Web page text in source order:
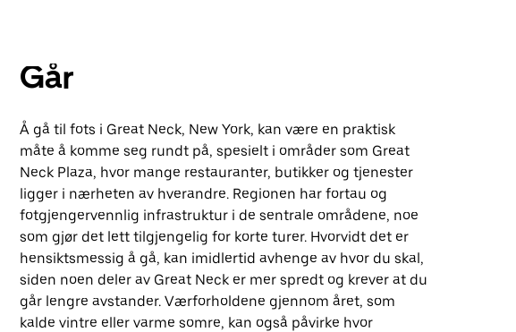
Går
Å gå til fots i Great Neck, New York, kan være en praktisk
måte å komme seg rundt på, spesielt i områder som Great
Neck Plaza, hvor mange restauranter, butikker og tjenester
ligger i nærheten av hverandre. Regionen har fortau og
fotgjengervennlig infrastruktur i de sentrale områdene, noe
som gjør det lett tilgjengelig for korte turer. Hvorvidt det er
hensiktsmessig å gå, kan imidlertid avhenge av hvor du skal,
siden noen deler av Great Neck er mer spredt og krever at du
går lengre avstander. Værforholdene gjennom året, som
kalde vintre eller varme somre, kan også påvirke hvor